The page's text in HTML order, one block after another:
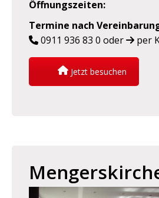
Öffnungszeiten:
Termine nach
0911 936 83 0 oder per
Jetzt besuchen